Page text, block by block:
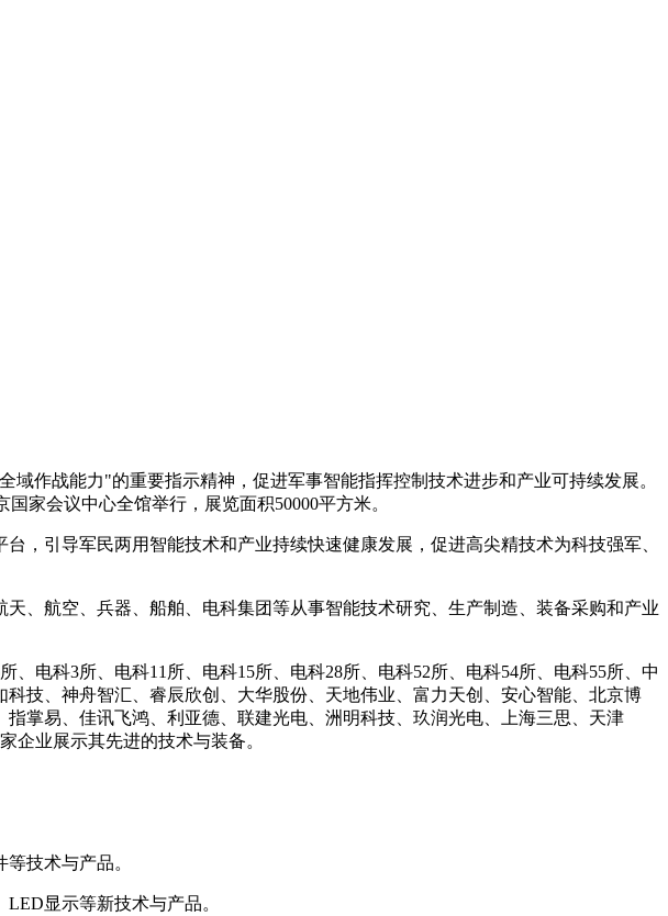
作战能力"的重要指示精神，促进军事智能指挥控制技术进步和产业可持续发展。
家会议中心全馆举行，展览面积50000平方米。
，引导军民两用智能技术和产业持续快速健康发展，促进高尖精技术为科技强军、
、航空、兵器、船舶、电科集团等从事智能技术研究、生产制造、装备采购和产业
电科3所、电科11所、电科15所、电科28所、电科52所、电科54所、电科55所、中
技、神舟智汇、睿辰欣创、大华股份、天地伟业、富力天创、安心智能、北京博
掌易、佳讯飞鸿、利亚德、联建光电、洲明科技、玖润光电、上海三思、天津
企业展示其先进的技术与装备。
技术与产品。
显示等新技术与产品。